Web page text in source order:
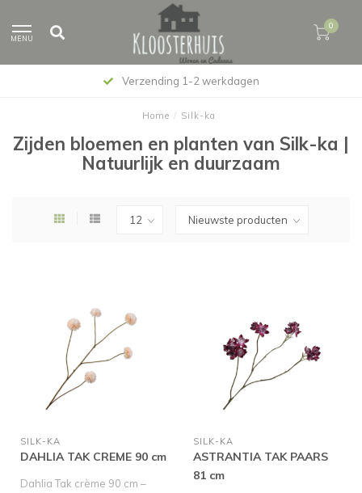
MENU
0
Verzending 1-2 werkdagen
Home / Silk-ka
Zijden bloemen en planten van Silk-ka |
Natuurlijk en duurzaam
SILK-KA
DAHLIA TAK CREME 90 cm
Dahlia Tak crème 90 cm –
SILK-KA
ASTRANTIA TAK PAARS
81 cm